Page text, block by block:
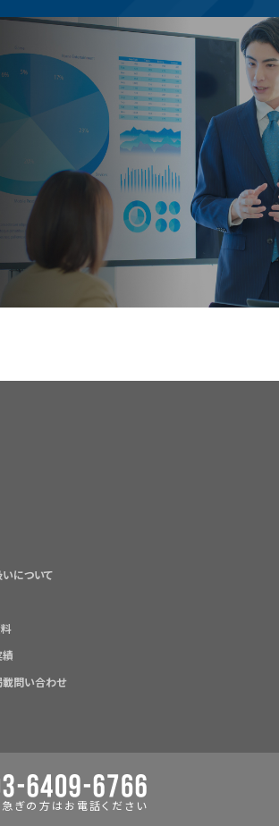
について
績
載問い合わせ
ぎの方はお電話ください